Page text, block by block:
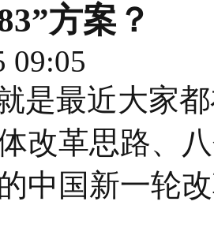
方案？
09:05
是最近大家
改革思路、
中国新一轮